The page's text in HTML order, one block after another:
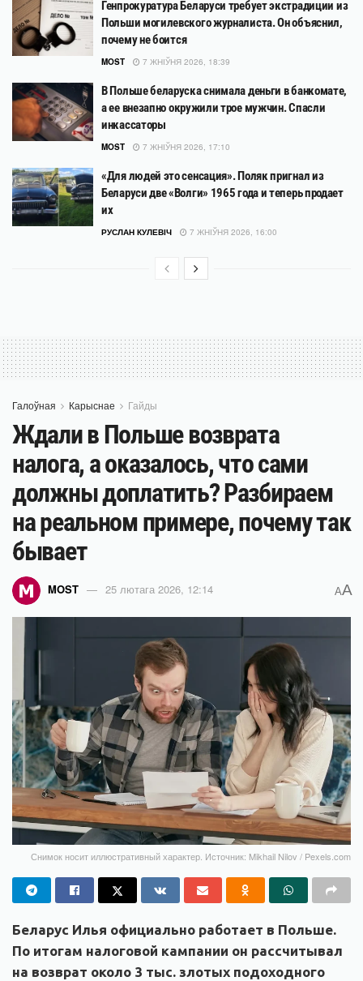
Генпрокуратура Беларуси требует экстрадиции из
Польши могилевского журналиста. Он объяснил,
почему не боится
MOST 7 ЖНІЎНЯ 2026, 18:39
В Польше беларуска снимала деньги в банкомате,
а ее внезапно окружили трое мужчин. Спасли
инкассаторы
MOST 7 ЖНІЎНЯ 2026, 17:10
«Для людей это сенсация». Поляк пригнал из
Беларуси две «Волги» 1965 года и теперь продает
их
РУСЛАН КУЛЕВІЧ 7 ЖНІЎНЯ 2026, 16:00
Галоўная Карыснае Гайды
Ждали в Польше возврата
налога, а оказалось, что сами
должны доплатить? Разбираем
на реальном примере, почему так
бывает
MOST 25 лютага 2026, 12:14 AA
Снимок носит иллюстративный характер. Источник: Mikhail Nilov / Pexels.com
Беларус Илья официально работает в Польше.
По итогам налоговой кампании он рассчитывал
на возврат около 3 тыс. злотых подоходного